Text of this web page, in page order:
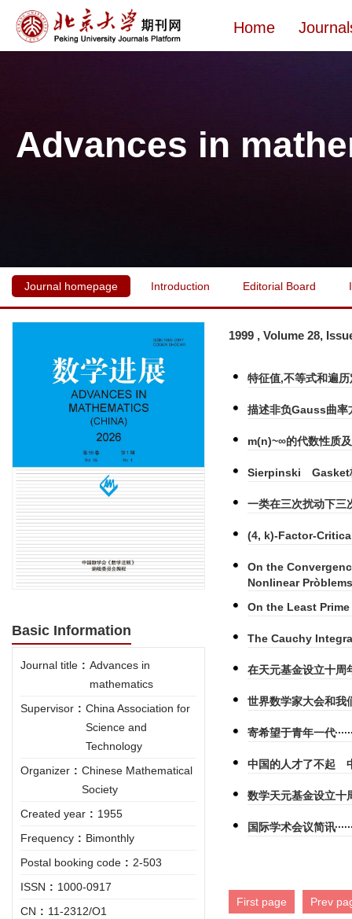
Home
Advances in
Journal homepage Introduction Editorial Board
Basic Information
Journal title : Advances in
mathematics
Supervisor : China Association for
Science and
Technology
Organizer : Chinese Mathematical
Society
Created year : 1955
Frequency : Bimonthly
Postal booking code : 2-503
ISSN : 1000-0917
CN : 11-2312/O1
1999 , Volume 28,
特征值,不等式和遍
描述非负Gauss曲率
m(n)~∞的代数性质
Sierpinski Gasket
一类在三次扰动下
(4, k)-Factor-
On the
Nonlinear
On the Least
The Cauchy
在天元基金设立十周
世界数学家大会和我
寄希望于青年一代
中国的人才了不起
数学天元基金设立十
国际学术会议简讯
First page Prev